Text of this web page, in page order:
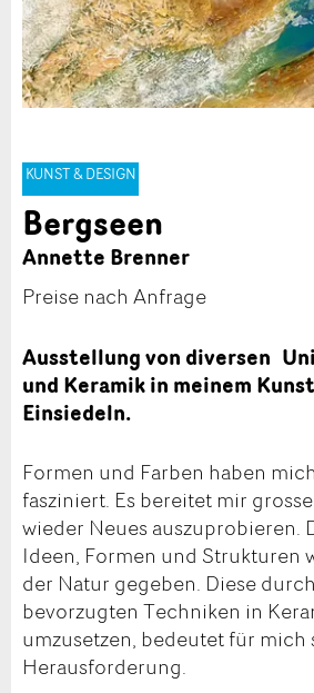
KUNST & DESIGN
Bergseen
Annette Brenner
Preise nach Anfrage
Ausstellung von diversen
und Keramik in meinem
Einsiedeln.
Formen und Farben haben
fasziniert. Es bereitet mir
wieder Neues auszuprobieren.
Ideen, Formen und Strukturen
der Natur gegeben. Diese
bevorzugten Techniken in
umzusetzen, bedeutet für mich
Herausforderung.